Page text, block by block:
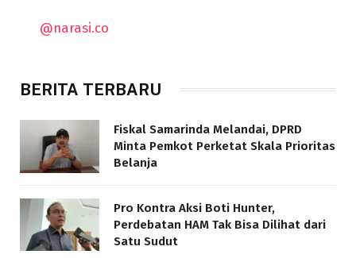
@narasi.co
BERITA TERBARU
Fiskal Samarinda Melandai, DPRD
Minta Pemkot Perketat Skala Prioritas
Belanja
Pro Kontra Aksi Boti Hunter,
Perdebatan HAM Tak Bisa Dilihat dari
Satu Sudut